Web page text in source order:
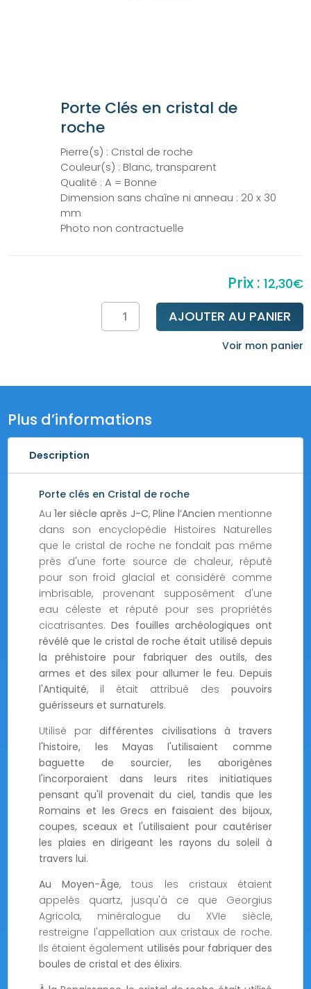
Porte Clés en cristal de
roche
Pierre(s) : Cristal de roche
Couleur(s) : Blanc, transparent
Qualité : A = Bonne
Dimension sans chaîne ni anneau : 20 x 30
mm
Photo non contractuelle
12,30€
quantité
de
Cristal
roche
AJOUTER AU PANIER
Voir mon panier
Plus d’informations
Description
Porte clés en Cristal de roche
Au 1er siècle après J-C,Pline l’Ancien mentionne
dans son encyclopédie Histoires Naturelles
que le cristal de roche ne fondait pas même
près d'une forte source de chaleur, réputé
pour son froid glacial et considéré comme
imbrisable, provenant supposément d'une
eau céleste et réputé pour ses propriétés
cicatrisantes.Des fouilles archéologiques ont
révélé que le cristal de roche était utilisé depuis
la préhistoire pour fabriquer des outils, des
armes et des silex pour allumer le feu. Depuis
l'Antiquité, il était attribué des pouvoirs
guérisseurs et surnaturels.
Utilisé pardifférentes civilisations à travers
l'histoire, les Mayas l'utilisaient comme
baguette de sourcier, les aborigènes
l'incorporaient dans leurs rites initiatiques
pensant qu'il provenait du ciel, tandis que les
Romains et les Grecs en faisaient des bijoux,
coupes, sceaux et l'utilisaient pour cautériser
les plaies en dirigeant les rayons du soleil à
travers lui.
Au Moyen-Âge, tous les cristaux étaient
appelés quartz, jusqu'à ce que Georgius
Agricola, minéralogue du XVIe siècle,
restreigne l'appellation aux cristaux de roche.
Ils étaient également utilisés pour fabriquer des
boules de cristal et des élixirs.